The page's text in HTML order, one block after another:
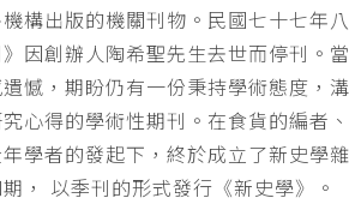
構出版的機關刊物。民國七十七年
》因創辦人陶希聖先生去世而停刊。
憾，期盼仍有一份秉持學術態度，
心得的學術性期刊。在食貨的編者
學者的發起下，終於成立了新史學
， 以季刊的形式發行《新史學》。